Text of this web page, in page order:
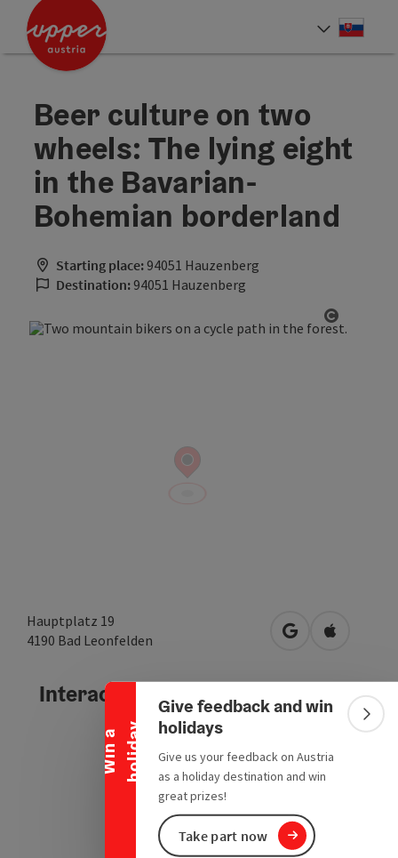
Accesskey
Accesskey
W
i
n
a
h
o
l
i
d
a y
Collapse banner
Give feedback and win
holidays
Give us your feedback on Austria
as a holiday destination and win
great prizes!
Take part now
Beer culture on two
wheels: The lying eight
in the Bavarian-
Bohemian borderland
Starting place: 94051 Hauzenberg
Destination: 94051 Hauzenberg
Open
Hauptplatz 19
4190 Bad Leonfelden open in Google
Open in
Interactive elevation profile